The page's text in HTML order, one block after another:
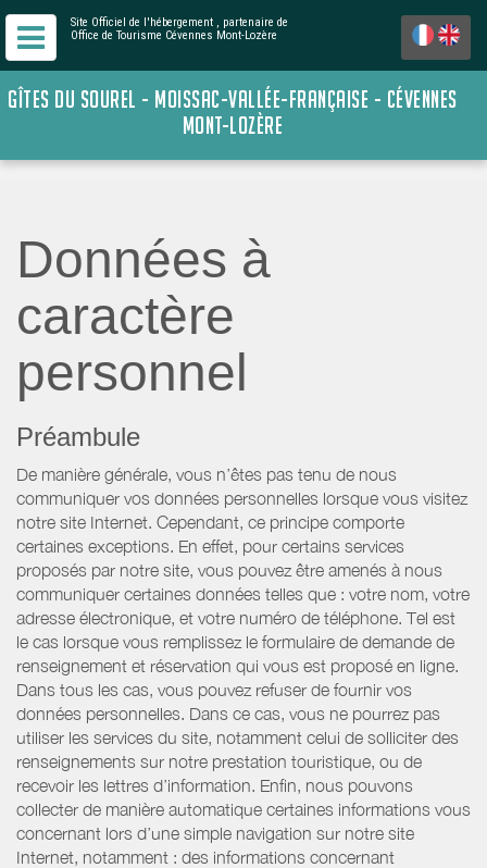
Site Officiel de l'hébergement , partenaire de
Office de Tourisme Cévennes Mont-Lozère
GÎTES DU SOUREL - MOISSAC-VALLÉE-FRANÇAISE - CÉVENNES
MONT-LOZÈRE
Données à
caractère
personnel
Préambule
De manière générale, vous n’êtes pas tenu de nous
communiquer vos données personnelles lorsque vous visitez
notre site Internet. Cependant, ce principe comporte
certaines exceptions. En effet, pour certains services
proposés par notre site, vous pouvez être amenés à nous
communiquer certaines données telles que : votre nom, votre
adresse électronique, et votre numéro de téléphone. Tel est
le cas lorsque vous remplissez le formulaire de demande de
renseignement et réservation qui vous est proposé en ligne.
Dans tous les cas, vous pouvez refuser de fournir vos
données personnelles. Dans ce cas, vous ne pourrez pas
utiliser les services du site, notamment celui de solliciter des
renseignements sur notre prestation touristique, ou de
recevoir les lettres d’information. Enfin, nous pouvons
collecter de manière automatique certaines informations vous
concernant lors d’une simple navigation sur notre site
Internet, notamment : des informations concernant